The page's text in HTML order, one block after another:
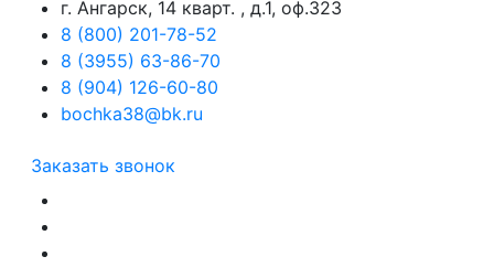
г. Ангарск, 14 кварт. , д.1, оф.323
8 (800) 201-78-52
8 (3955) 63-86-70
8 (904) 126-60-80
bochka38@bk.ru
Заказать звонок